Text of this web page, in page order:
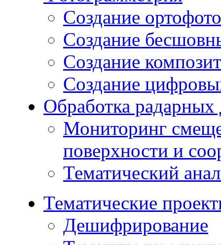
Создание
Создание
Создание
Создание
Обработка
Мониторинг
поверхности и
Тематический
Тематические
Дешифрирование